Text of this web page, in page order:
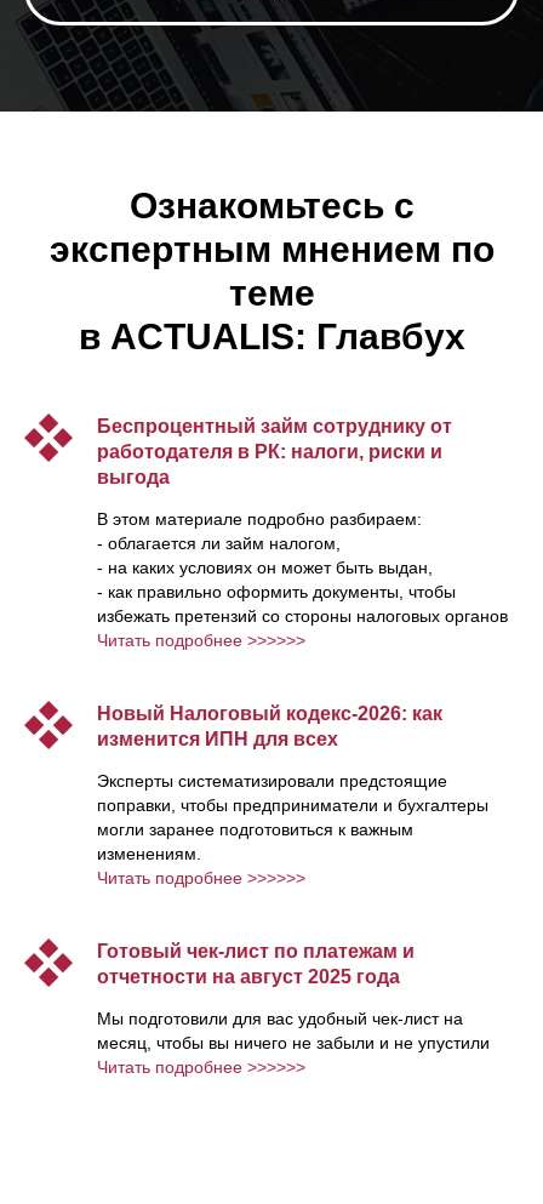
Ознакомьтесь с
экспертным мнением по
теме
в ACTUALIS: Главбух
Беспроцентный займ сотруднику от
работодателя в РК: налоги, риски и
выгода
В этом материале подробно разбираем:
- облагается ли займ налогом,
- на каких условиях он может быть выдан,
- как правильно оформить документы, чтобы
избежать претензий со стороны налоговых органов
Читать подробнее >>>>>>
Новый Налоговый кодекс-2026: как
изменится ИПН для всех
Эксперты систематизировали предстоящие
поправки, чтобы предприниматели и бухгалтеры
могли заранее подготовиться к важным
изменениям.
Читать подробнее >>>>>>
Готовый чек-лист по платежам и
отчетности на август 2025 года
Мы подготовили для вас удобный чек-лист на
месяц, чтобы вы ничего не забыли и не упустили
Читать подробнее >>>>>>